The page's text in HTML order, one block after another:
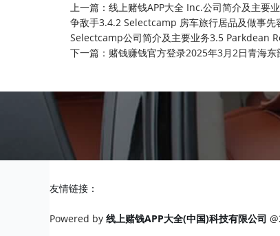
上一篇： 线上赌钱APP大全 Inc.公司简介及主要
争敌手3.4.2 Selectcamp 房车旅行居品及做事
Selectcamp公司简介及主要业务3.5 Parkdean
下一篇： 赌钱赚钱官方登录2025年3月2日青海
友情链接：
Powered by 线上赌钱APP大全(中国)科技有限公司